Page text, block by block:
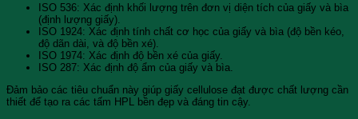
ISO 536: Xác định khối lượng trên đơn vị diện tích của giấy và bìa
(định lượng giấy).
ISO 1924: Xác định tính chất cơ học của giấy và bìa (độ bền kéo,
độ dãn dài, và độ bền xé).
ISO 1974: Xác định độ bền xé của giấy.
ISO 287: Xác định độ ẩm của giấy và bìa.
Đảm bảo các tiêu chuẩn này giúp giấy cellulose đạt được chất lượng cần
thiết để tạo ra các tấm HPL bền đẹp và đáng tin cậy.